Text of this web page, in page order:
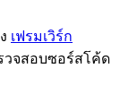
เฟรมเวิร์ก
วจสอบซอร์สโค้ด